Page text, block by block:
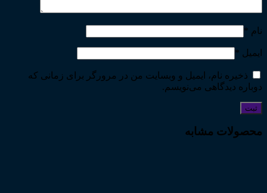
نام *
ایمیل *
ذخیره نام، ایمیل و وبسایت من در مرورگر برای زمانی که
دوباره دیدگاهی می‌نویسم.
محصولات مشابه